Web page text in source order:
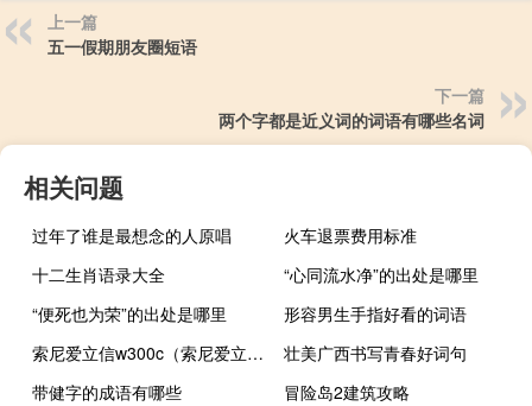
上一篇
五一假期朋友圈短语
下一篇
两个字都是近义词的词语有哪些名词
相关问题
过年了谁是最想念的人原唱
火车退票费用标准
十二生肖语录大全
“心同流水净”的出处是哪里
“便死也为荣”的出处是哪里
形容男生手指好看的词语
索尼爱立信w300c（索尼爱立信 w380c）
壮美广西书写青春好词句
带健字的成语有哪些
冒险岛2建筑攻略